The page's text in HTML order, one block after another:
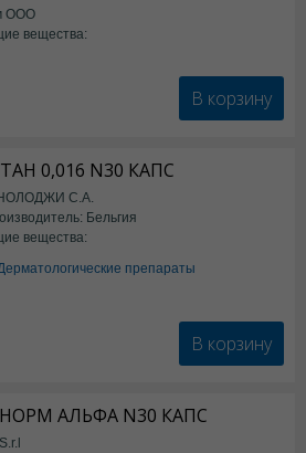
ООО
вещества:
В корзину
0,016 N30 КАПС
С.А.
Бельгия
вещества:
препараты
В корзину
АЛЬФА N30 КАПС